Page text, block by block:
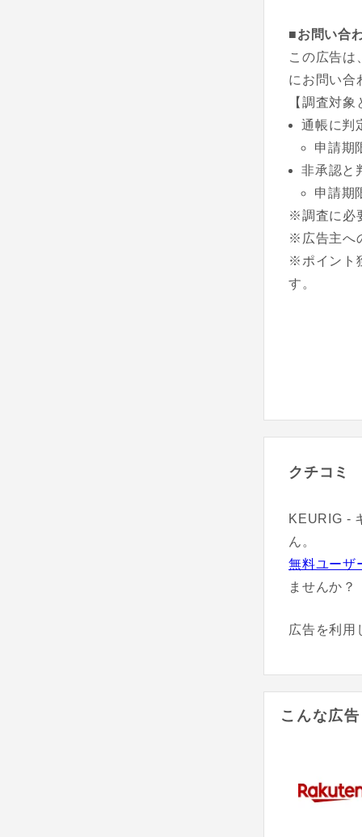
■お問い合
この広告は
にお問い合
【調査対
通帳に判
申請期
非承認と
申請期
※調査に必
※広告主へ
※ポイント
す。
クチコミ
KEURIG -
ん。
無料ユーザ
ませんか？
広告を利用
こんな広